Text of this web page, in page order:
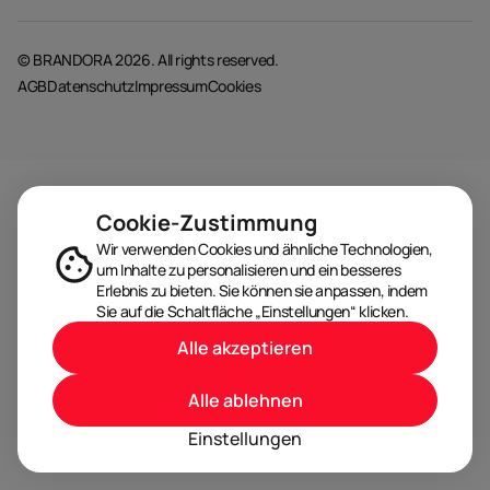
© BRANDORA 2026. All rights reserved.
AGBDatenschutzImpressumCookies
Cookie-Zustimmung
Wir verwenden Cookies und ähnliche Technologien,
um Inhalte zu personalisieren und ein besseres
Erlebnis zu bieten. Sie können sie anpassen, indem
Sie auf die Schaltfläche „Einstellungen“ klicken.
Einstellungen
Alle ablehnen
Alle akzeptieren